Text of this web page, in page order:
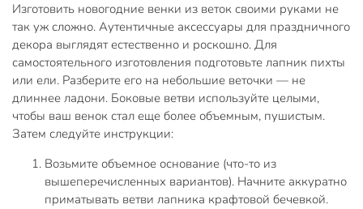
Изготовить новогодние венки из веток своими руками не
так уж сложно. Аутентичные аксессуары для праздничного
декора выглядят естественно и роскошно. Для
самостоятельного изготовления подготовьте лапник пихты
или ели. Разберите его на небольшие веточки — не
длиннее ладони. Боковые ветви используйте целыми,
чтобы ваш венок стал еще более объемным, пушистым.
Затем следуйте инструкции:
Возьмите объемное основание (что-то из
вышеперечисленных вариантов). Начните аккуратно
приматывать ветви лапника крафтовой бечевкой.